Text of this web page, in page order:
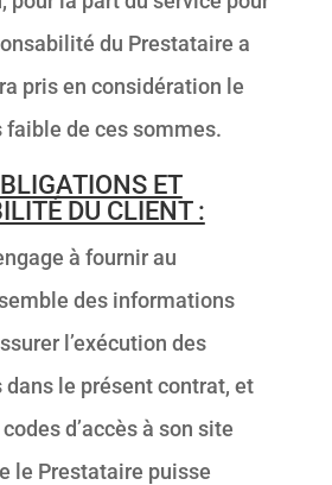
du Prestataire a
pris en considération le
de ces sommes.
ET
DU CLIENT :
à fournir au
des informations
l’exécution des
dans le présent contrat, et
d’accès à son site
le Prestataire puisse